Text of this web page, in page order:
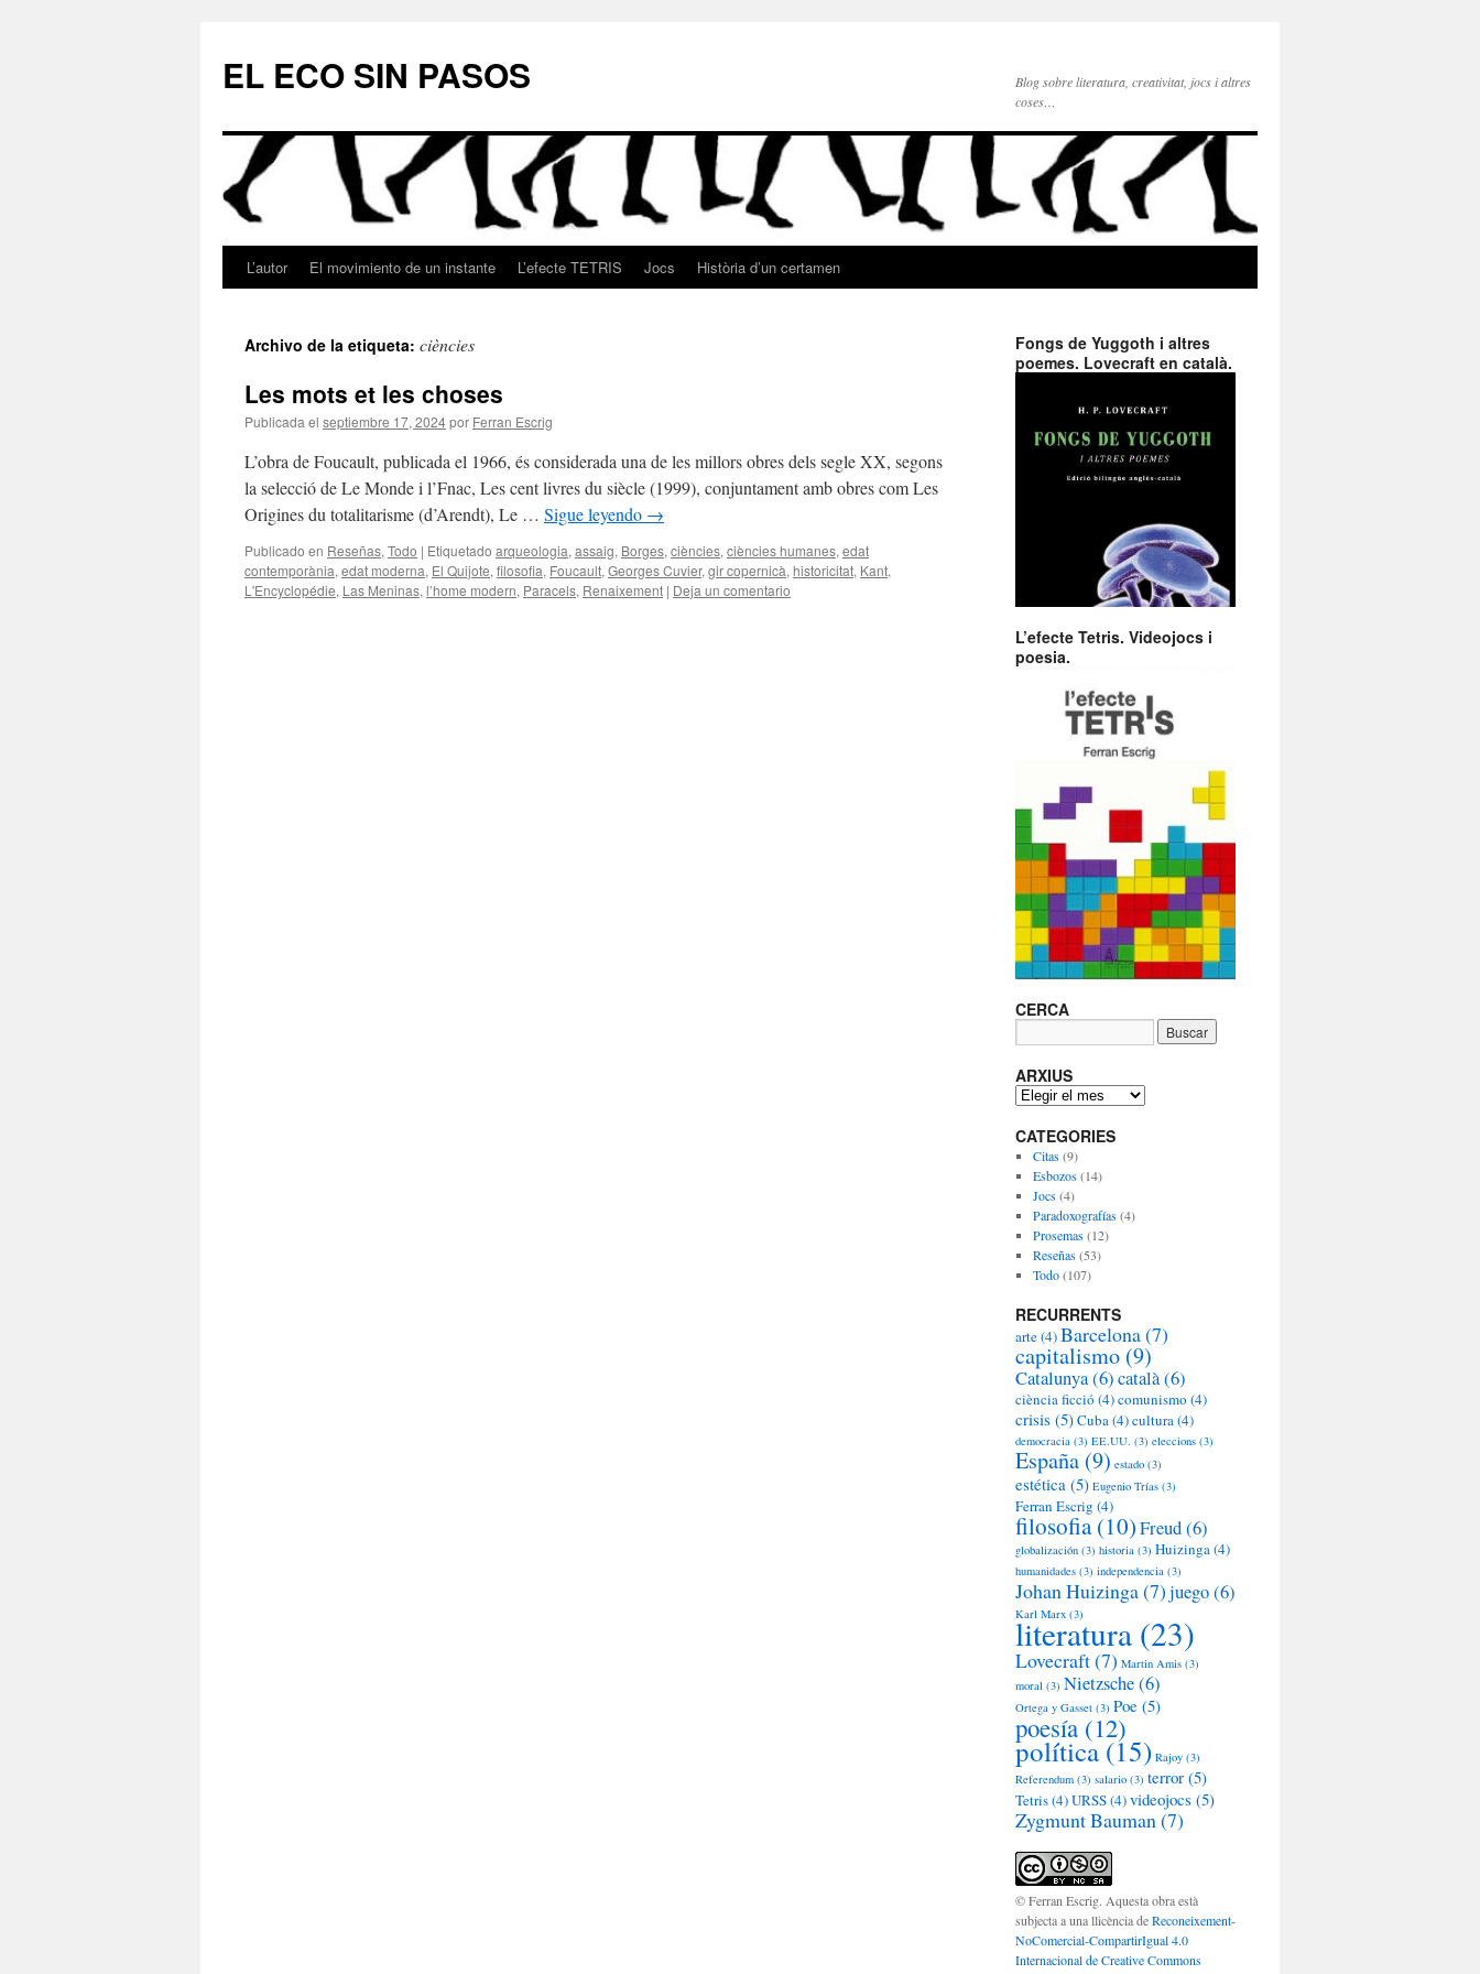
contenido
EL ECO SIN PASOS
Blog sobre literatura, creativitat, jocs i altres
coses…
L’autor El movimiento de un instante L’efecte TETRIS Jocs Història d’un certamen
Archivo de la etiqueta: ciències
Les mots et les choses
Publicada el septiembre 17, 2024por Ferran Escrig
L’obra de Foucault, publicada el 1966, és considerada una de les millors obres dels segle XX, segons
la selecció de Le Monde i l’Fnac, Les cent livres du siècle (1999), conjuntament amb obres com Les
Origines du totalitarisme (d’Arendt), Le … Sigue leyendo →
Publicado en Reseñas, Todo | Etiquetado arqueologia, assaig, Borges, ciències, ciències humanes, edat
contemporània, edat moderna, El Quijote, filosofia, Foucault, Georges Cuvier, gir copernicà, historicitat, Kant,
L'Encyclopédie, Las Meninas, l’home modern, Paracels, Renaixement | Deja un comentario
Fongs de Yuggoth i altres
poemes. Lovecraft en català.
L’efecte Tetris. Videojocs i
poesia.
CERCA
ARXIUS
A
X
I
U
S
CATEGORIES
Citas(9)
Esbozos(14)
Jocs(4)
Paradoxografías(4)
Prosemas(12)
Reseñas(53)
Todo(107)
RECURRENTS
arte(4)Barcelona(7)
capitalismo (9)
Catalunya(6)català(6)
ciència ficció (4)comunismo (4)
crisis (5)Cuba(4)cultura(4)
democracia (3) EE.UU. (3) eleccions (3)
España (9) estado (3)
estética (5) Eugenio Trías (3)
Ferran Escrig (4)
filosofia(10)Freud(6)
globalización (3) historia (3) Huizinga(4)
humanidades (3) independencia (3)
Johan Huizinga(7)juego(6)
Karl Marx (3)
literatura (23)
Lovecraft(7) Martin Amis (3)
moral (3) Nietzsche(6)
Ortega y Gasset (3) Poe (5)
poesía (12)
política (15) Rajoy (3)
Referendum (3) salario (3) terror (5)
Tetris(4)URSS(4)videojocs (5)
Zygmunt Bauman(7)
© Ferran Escrig. Aquesta obra està
subjecta a una llicència deReconeixement-
NoComercial-CompartirIgual 4.0
Internacional de Creative Commons